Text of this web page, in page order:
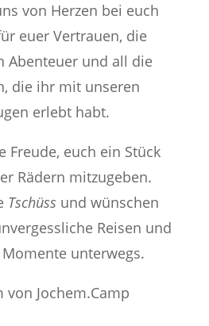
von Herzen bei euch
euer Vertrauen, die
Abenteuer und all die
die ihr mit unseren
erlebt habt.
Freude, euch ein Stück
Rädern mitzugeben.
Tschüss und wünschen
Reisen und
unterwegs.
von Jochem.Camp